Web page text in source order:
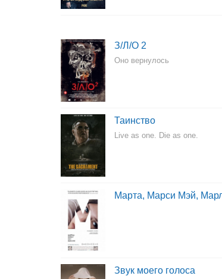
З/Л/О 2
Оно вернулось
Таинство
Live as one. Die as one.
Марта, Марси Мэй,
Звук моего голоса